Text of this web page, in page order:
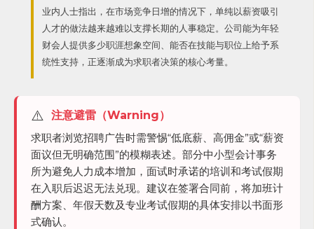
业内人士指出，在市场竞争日增的情况下，单纯以薪资吸引
人才的做法越来越难以支撑长期的人事稳定。公司能为年轻
财会人提供多少职涯想象空间、能否在技能与职位上给予系
统性支持，正逐渐成为求职者决策的核心考量。
⚠️
注意避雷（Warning）
求职者浏览招聘广告时需警惕“低底薪、高佣金”或“薪资
面议但无明确范围”的模糊表述。部分中小型会计事务
所为避免人力成本增加，面试时承诺的培训和考试假期
在入职后迟迟无法兑现。建议在签署合同前，将加班计
酬方案、年假天数及专业考试假期的具体安排以书面形
式确认。